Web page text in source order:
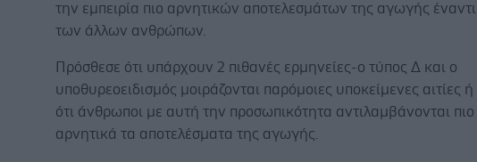
την εμπειρία πιο αρνητικών αποτελεσμάτων της αγωγής έναντι
των άλλων ανθρώπων.
Πρόσθεσε ότι υπάρχουν 2 πιθανές ερμηνείες-ο τύπος Δ και ο
υποθυρεοειδισμός μοιράζονται παρόμοιες υποκείμενες αιτίες ή
ότι άνθρωποι με αυτή την προσωπικότητα αντιλαμβάνονται πιο
αρνητικά τα αποτελέσματα της αγωγής.